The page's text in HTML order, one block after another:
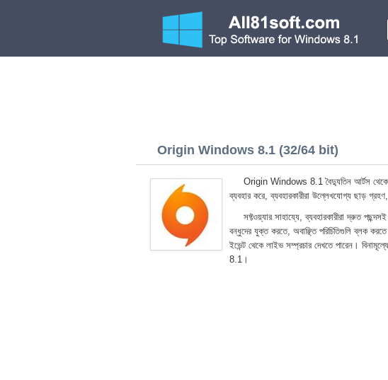
Origin Windows 8.1 (32/64 bit)
Origin Windows 8.1 বৈদ্যুতিন আর্টস থেকে
ব্যবহার করে, ব্যবহারকারীরা উল্লেখযোগ্য ছাড়
সফ্টওয়্যার সাহায্যে, ব্যবহারকারীরা দ্রুত
বন্ধুদের যুক্ত করতে, অবাঞ্ছিত পরিচিতিগুলি ব্লক
ইভেন্ট থেকে লাইভ সম্প্রচার দেখতে পারেন।
8.1।